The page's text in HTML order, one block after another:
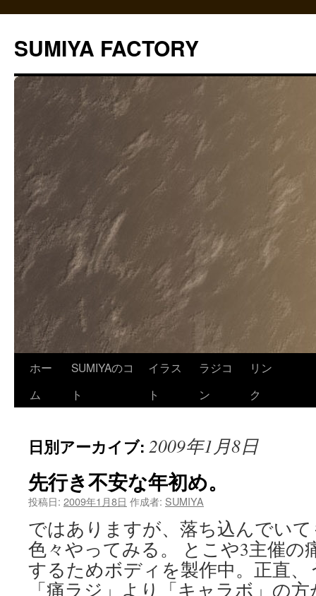
テ
ン
へ
SUMIYA FACTORY
ホー
ム
SUMIYAのコ
ト
イラス
ト
ラジコ
ン
リン
ク
日別アーカイブ: 2009年1月8日
先行き不安な年初め。
投稿日: 2009年1月8日 作成者: SUMIYA
ではありますが、落ち込んでい
色々やってみる。 とこや3主催の
するためボディを製作中。正直
「痛ラジ」より「キャラボ」の